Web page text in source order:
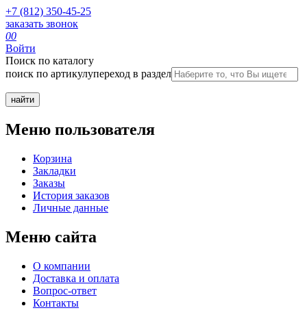
+7 (812) 350-45-25
заказать звонок
00
Войти
Поиск по каталогу
поиск по артикулупереход в раздел
Меню пользователя
Корзина
Закладки
Заказы
История заказов
Личные данные
Меню сайта
О компании
Доставка и оплата
Вопрос-ответ
Контакты